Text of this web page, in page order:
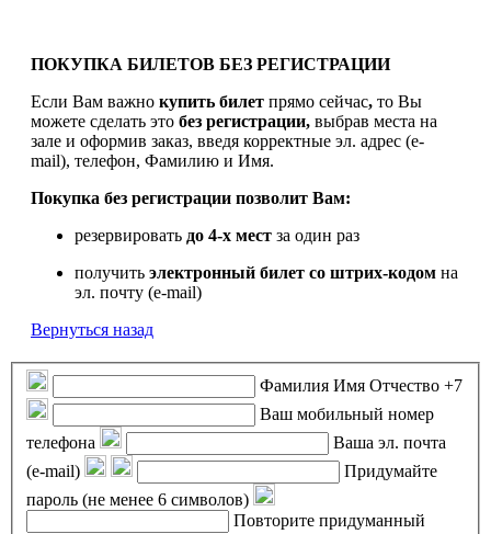
ПОКУПКА БИЛЕТОВ БЕЗ РЕГИСТРАЦИИ
Если Вам важно купить билет прямо сейчас, то Вы
можете сделать это без регистрации, выбрав места на
зале и оформив заказ, введя корректные эл. адрес (e-
mail), телефон, Фамилию и Имя.
Покупка без регистрации позволит Вам:
резервировать до 4-х мест за один раз
получить электронный билет со штрих-кодом на
эл. почту (e-mail)
Вернуться назад
Фамилия Имя Отчество +7
Ваш мобильный номер
телефона
Ваша эл. почта
(e-mail)
Придумайте
пароль (не менее 6 символов)
Повторите придуманный